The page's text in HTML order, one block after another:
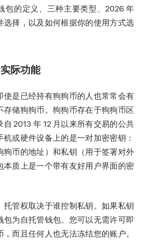
包的定义、三种主要类型、2026 年
选择，以及如何根据你的使用方式选
际功能
使是已经持有狗狗币的人也常常会有
存储狗狗币。狗狗币存在于狗狗币区
2013 年 12 月以来所有交易的公共
或硬件设备上的是一对加密密钥：
狗币的地址）和私钥（用于签署对外
本质上是一个带有友好用户界面的密
托管权取决于谁控制私钥。如果私钥
包为自托管钱包。您可以无需许可即
而且任何人也无法冻结您的账户。